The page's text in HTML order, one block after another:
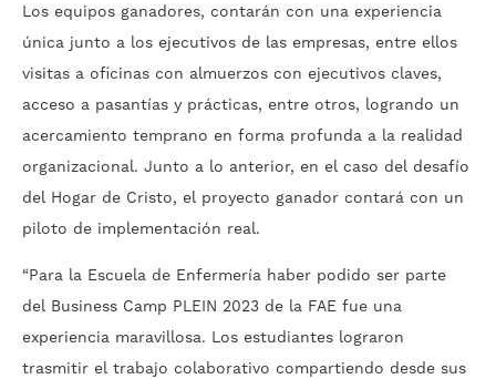
Los equipos ganadores, contarán con una experiencia
única junto a los ejecutivos de las empresas, entre ellos
visitas a oficinas con almuerzos con ejecutivos claves,
acceso a pasantías y prácticas, entre otros, logrando un
acercamiento temprano en forma profunda a la realidad
organizacional. Junto a lo anterior, en el caso del desafío
del Hogar de Cristo, el proyecto ganador contará con un
piloto de implementación real.
“Para la Escuela de Enfermería haber podido ser parte
del Business Camp PLEIN 2023 de la FAE fue una
experiencia maravillosa. Los estudiantes lograron
trasmitir el trabajo colaborativo compartiendo desde sus